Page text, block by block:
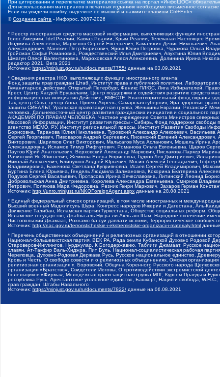
При цитировании и перепечатке материалов ссылка на портал «ИнфоШОС»
Для использования материалов в печатных изданиях необходимо письменное
Если вы увидели ошибку, выделите ее мышкой и нажмите клавиши Ctrl+Enter
©Создание сайта - Инфорос, 2007-2026
* Реестр иностранных средств массовой информации, выполняющих функции
Голос Америки, Idel.Реалии, Кавказ.Реалии, Крым.Реалии, Телеканал Настоящее
Людмила Алексеевна, Маркелов Сергей Евгеньевич, Камалягин Денис Николаевич,
Александрович, Маняхин Петр Борисович, Ярош Юлия Петровна, Чуракова Ольга
Гройсман Софья Романовна, Рождественский Илья Дмитриевич, Апухтина Юлия
Шмагун Олеся Валентиновна, Мароховская Алеся Алексеевна, Долинина Ирина
редактор 2021, Вега 2021
Источник: https://minjust.gov.ru/ru/documents/7755/ данные на 03.09.2021
* Сведения реестра НКО, выполняющих функции иностранного агента:
Фонд защиты прав граждан Штаб, Институт права и публичной политики,
Гуманитарное действие, Открытый Петербург, Феникс ПЛЮС, Лига Избирателей,
Крест, Центр Хасдей Ерушалаим, Центр поддержки и содействия развитию средств
информационных инициатив Действие, ВМЕСТЕ, Благотворительный фонд охраны
Так, центр Сова, центр Анна, Проект Апрель, Самарская губерния, Эра здоровья,
защиты СИБАЛЬТ, Уральская правозащитная группа, Женщины Евразии, Рязанский
человека, Дальневосточный центр развития гражданских инициатив и социального
АКАДЕМИЯ ПО ПРАВАМ ЧЕЛОВЕКА, Частное учреждение Совета Министров северных
Массовой Информации, Институт развития прессы - Сибирь, Фонд поддержки
агентство МЕМО. РУ, Институт региональной прессы, Институт Развития Свободы
Борисовна, Таранова Юлия Николаевна, Туровский Александр Алексеевич,
Сергей Георгиевич, Пивоваров Андрей Сергеевич, Писемский Евгений
Викторович, Шарипков Олег Викторович, Мальсагов Муса Асланович, Мошель Ирина
Александровна, Исламов Тимур Рифгатович, Романова Ольга Евгеньевна, Щаров
Паутов Юрий Анатольевич, Верховский Александр Маркович, Пислакова-Паркер
Рачинский Ян Збигневич, Жемкова Елена Борисовна, Гудков Лев Дмитриевич,
Николай Алексеевич, Блинушов Андрей Юрьевич, Мосин Алексей Геннадьевич,
Владимировна, Баженова Светлана Куприяновна, Исаев Сергей Владимирович,
Буртина Елена Юрьевна, Гендель Людмила Залмановна, Кокорина Екатерина
Подузов Сергей Васильевич, Протасова Ирина Вячеславовна, Литинский Леонид
Добровольская Анна Дмитриевна, Королева Александра Евгеньевна, Смирнов
Петрович, Полякова Мара Федоровна, Резник Генри Маркович, Захаров Герман
Источник: http://unro.minjust.ru/NKOForeignAgent.aspx данные на 28.08.2021
* Единый федеральный список организаций, в том числе иностранных и
Высший военный Маджлисуль Шура, Конгресс народов Ичкерии и Дагестана, Аль-
Движение Талибан, Исламская партия Туркестана, Общество социальных реформ,
Исламское государство, Джабха аль-Нусра ли-Ахль аш-Шам, Народное ополчение
Чистопольский Джамаат, Рохнамо ба суи давлати исломи, Террористическое
Источник: http://nac.gov.ru/terroristicheskie-i-ekstremistskie-organizacii-i-materialy.html
* Перечень общественных объединений и религиозных организаций в отношении
Национал-большевистская партия, ВЕК РА, Рада земли Кубанской Духовно Родовой
Староверов-Инглингов, Нурджулар, К Богодержавию, Таблиги Джамаат, Русское
славян, Ат-Такфир Валь-Хиджра, Пит Буль, Национал-социалистическая рабочая
Череповца, Духовно-Родовая Держава Русь, Русское национальное единство,
Кровь и Честь, О свободе совести и о религиозных объединениях, Омская
религиозная организация п. Боровский, Община Коренного Русского народа
организация «Братство», Свидетели Иеговы, О противодействии экстремистской
болельщиков «Фирма», Молодежная правозащитная группа МПГ, Курсом Правды и
республика Русь, Арестантское уголовное единство, Башкорт, Нация и свобода,
прав граждан, Штабы Навального
Источник: https://minjust.gov.ru/ru/documents/7822/ данные на 06.08.2021